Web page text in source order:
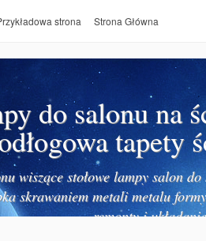
strona Strona Główna
do salonu na
tapety
wiszące stołowe lampy salon
skrawaniem metali metalu
remonty i